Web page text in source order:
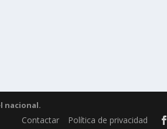
nacional.
Contactar Política de privacidad